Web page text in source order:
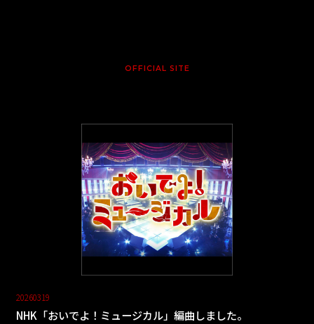
OFFICIAL SITE
20260319
NHK「おいでよ！ミュージカル」編曲しました。